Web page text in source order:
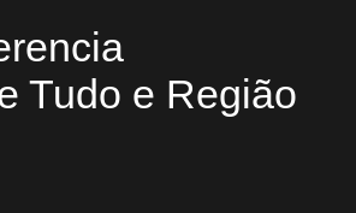
Tudo e Região